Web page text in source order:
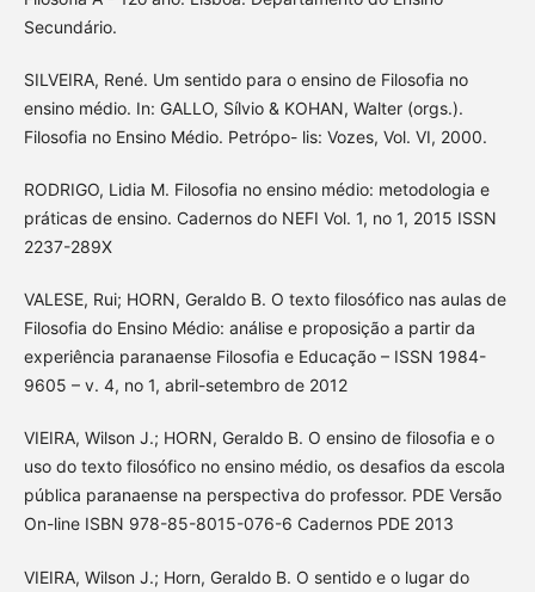
Secundário.
SILVEIRA, René. Um sentido para o ensino de Filosofia no
ensino médio. In: GALLO, Sílvio & KOHAN, Walter (orgs.).
Filosofia no Ensino Médio. Petrópo- lis: Vozes, Vol. VI, 2000.
RODRIGO, Lidia M. Filosofia no ensino médio: metodologia e
práticas de ensino. Cadernos do NEFI Vol. 1, no 1, 2015 ISSN
2237-289X
VALESE, Rui; HORN, Geraldo B. O texto filosófico nas aulas de
Filosofia do Ensino Médio: análise e proposição a partir da
experiência paranaense Filosofia e Educação – ISSN 1984-
9605 – v. 4, no 1, abril-setembro de 2012
VIEIRA, Wilson J.; HORN, Geraldo B. O ensino de filosofia e o
uso do texto filosófico no ensino médio, os desafios da escola
pública paranaense na perspectiva do professor. PDE Versão
On-line ISBN 978-85-8015-076-6 Cadernos PDE 2013
VIEIRA, Wilson J.; Horn, Geraldo B. O sentido e o lugar do